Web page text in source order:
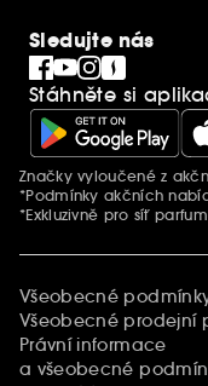
Blog Sephora
Singles´ Day
Black Friday
Cyber Monday
Vánoce
Sledujte nás
Stáhněte si
Další informace
Značky vyloučené z
*Podmínky akčních
*Exkluzivně pro síť
Všeobecné
Všeobecné prodejní
Právní informace
a všeobecné